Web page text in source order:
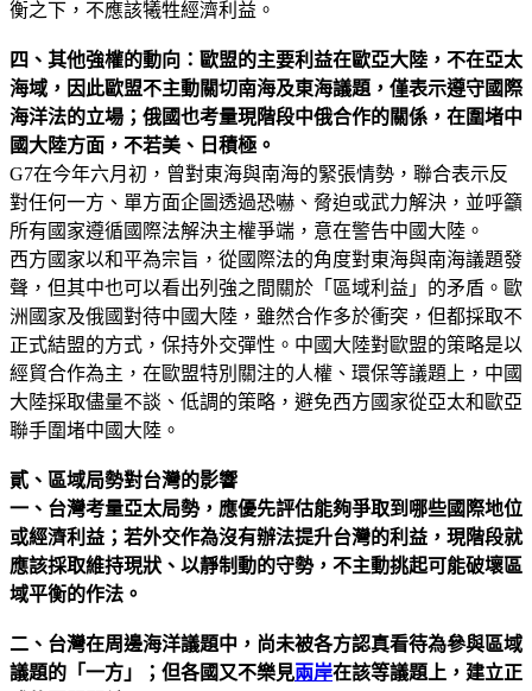
衡之下，不應該犧牲經濟利益。
四、其他強權的動向： 歐盟的主要利益在歐亞大陸，不在亞太
海域，因此歐盟不主動關切南海及東海議題，僅表示遵守國際
海洋法的立場； 俄國也考量現階段中俄合作的關係，在圍堵中
國大陸方面，不若美、日積極。
G7在今年六月初，曾對東海與南海的緊張情勢，聯合表示反
對任何一方、單方面企圖透過恐嚇、脅迫或武力解決，並呼籲
所有國家遵循國際法解決主權爭端，意在警告中國大陸。
西方國家以和平為宗旨，從國際法的角度對東海與南海議題發
聲，但其中也可以看出列強之間關於「區域利益」的矛盾。歐
洲國家及俄國對待中國大陸，雖然合作多於衝突，但都採取不
正式結盟的方式，保持外交彈性。中國大陸對歐盟的策略是以
經貿合作為主，在歐盟特別關注的人權、環保等議題上，中國
大陸採取儘量不談、低調的策略，避免西方國家從亞太和歐亞
聯手圍堵中國大陸。
貳、區域局勢對台灣的影響
一、台灣考量亞太局勢，應優先評估能夠爭取到哪些國際地位
或經濟利益；若外交作為沒有辦法提升台灣的利益，現階段就
應該採取維持現狀、以靜制動的守勢，不主動挑起可能破壞區
域平衡的作法。
二、台灣在周邊海洋議題中，尚未被各方認真看待為參與區域
議題的「一方」；但各國又不樂見兩岸在該等議題上，建立正